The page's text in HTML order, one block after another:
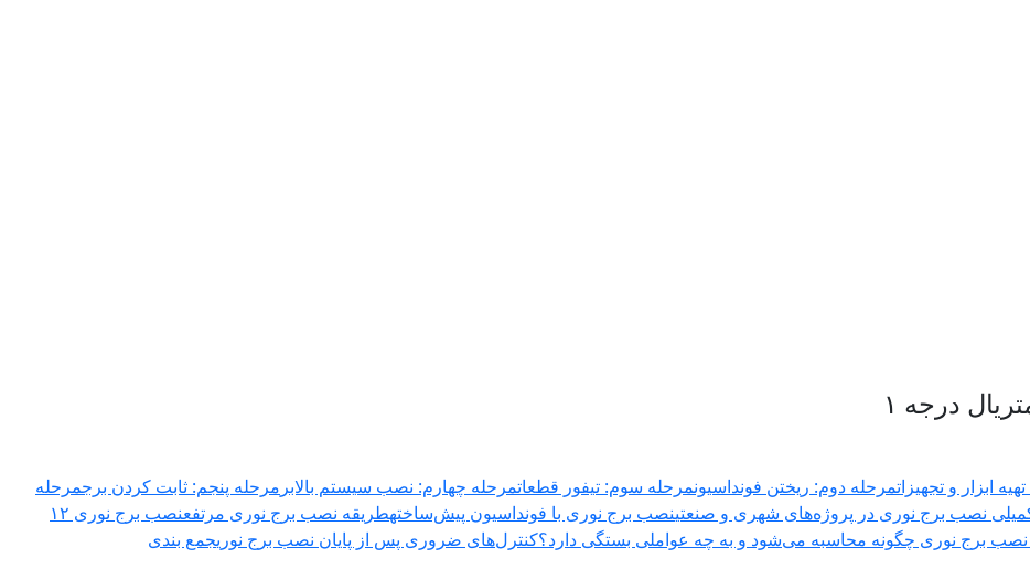
درجه ۱
ابزار و تجهیزاتمرحله دوم: ریختن فونداسیونمرحله سوم: تیفور قطعاتمرحله چهارم: نصب سیستم بالابر مرحله پنجم: ثابت کردن برجمرحله
نصب برج نوری در پروژه‌های شهری و صنعتینصب برج نوری با فونداسیون پیش‌ساختهطریقه نصب برج نوری مرتفع
نصب برج نوری ۱۲
برج نوری چگونه محاسبه می‌شود و به چه عواملی بستگی دارد؟کنترل‌های ضروری پس از پایان نصب برج نوریجمع بندی